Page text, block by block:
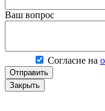
Ваш вопрос
Согласие на
Отправить
Закрыть